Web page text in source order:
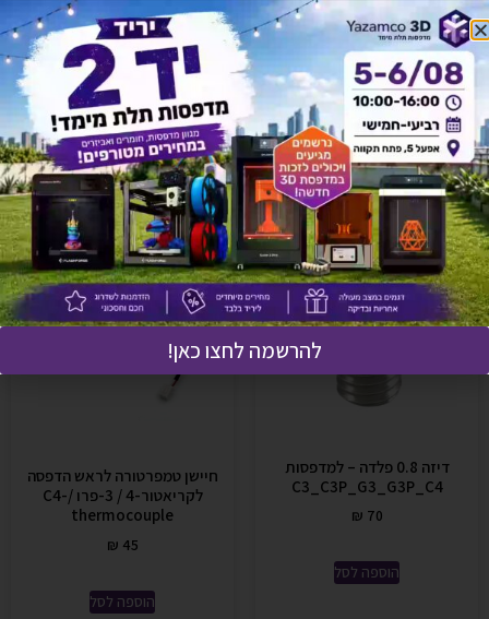
אולי יעניין אותך גם
דיזה 0.8 פלדה – למדפסות
C3_C3P_G3_G3P_C4
₪ 70
הוספה לסל
חיישן טמפרטורה לראש הדפסה
לקריאטור-4 / 3-פרו /C4-
thermocouple
₪ 45
הוספה לסל
להרשמה לחצו כאן!